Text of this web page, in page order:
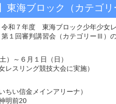
東海ブロック（カテゴ
令和７年度 東海ブロック少年少女
第１回審判講習会（カテゴリーⅢ）
）～６月１日（日）
レスリング競技大会に実施）
ちい信金メインアリーナ）
明前20